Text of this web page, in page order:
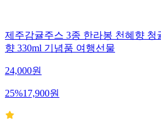
제주감귤주스 3종 한라봉 천혜향 청
향 330ml 기념품 여행선물
24,000원
25%17,900원